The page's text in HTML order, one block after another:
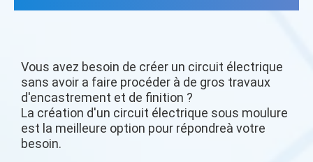
Vous avez besoin de créer un circuit électrique
sans avoir a faire procéder à de gros travaux
d'encastrement et de finition ?
La création d'un circuit électrique sous moulure
est la meilleure option pour répondreà votre
besoin.